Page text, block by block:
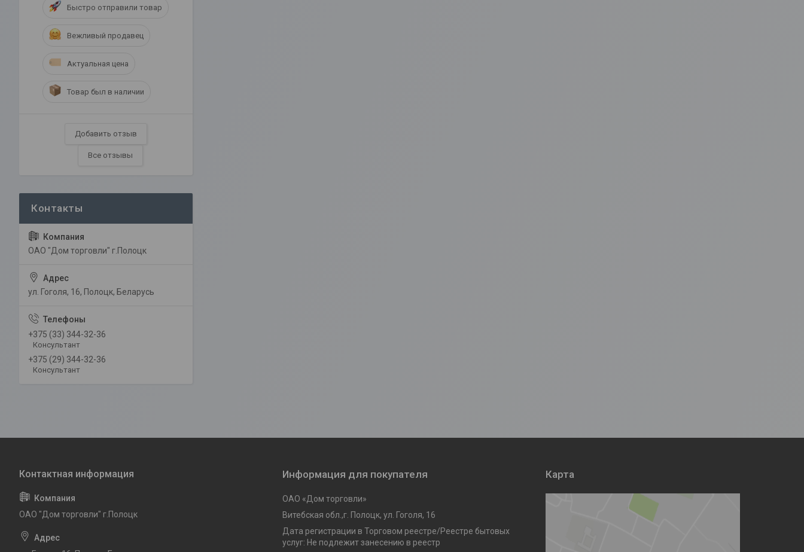
Быстро отправили товар
Вежливый продавец
Актуальная цена
Товар был в наличии
Добавить отзыв
Все отзывы
ОАО "Дом торговли" г.Полоцк
ул. Гоголя, 16, Полоцк, Беларусь
+375 (33) 344-32-36
Консультант
+375 (29) 344-32-36
Консультант
ОАО "Дом торговли" г.Полоцк
Информация для покупателя
ОАО «Дом торговли»
Витебская обл.,г. Полоцк, ул. Гоголя, 16
Дата регистрации в Торговом реестре/Реестре бытовых
услуг: Не подлежит занесению в реестр
Карта